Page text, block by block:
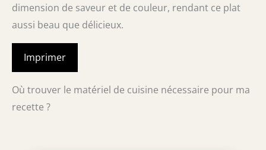
dimension de saveur et de couleur, rendant ce plat
aussi beau que délicieux.
Imprimer
Où trouver le matériel de cuisine nécessaire pour ma
recette ?